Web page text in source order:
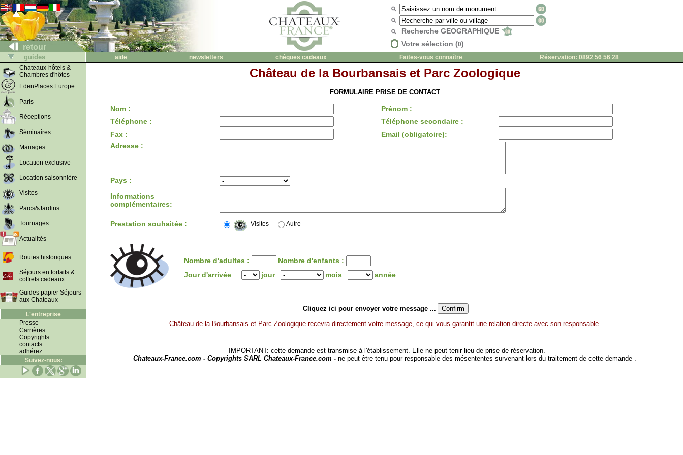
retour
Recherche GEOGRAPHIQUE
Votre sélection (0)
guides aide newsletters chèques cadeaux Faites-vous connaître
Réservation: 0892 56 56 28
Chateaux-hôtels &
Chambres d'hôtes
EdenPlaces Europe
Paris
Réceptions
Séminaires
Mariages
Location exclusive
Location saisonnière
Visites
Parcs&Jardins
Tournages
Actualités
Routes historiques
Séjours en forfaits &
coffrets cadeaux
Guides papier Séjours
aux Chateaux
L'entreprise
Presse
Carrières
Copyrights
contacts
adhérez
Suivez-nous:
Château de la Bourbansais et Parc Zoologique
FORMULAIRE PRISE DE CONTACT
Nom :
Prénom :
Téléphone :
Téléphone secondaire :
Fax :
Email (obligatoire):
Adresse :
Pays :
Informations
complémentaires:
Prestation souhaitée : Visites Autre
Nombre d'adultes :
Nombre d'enfants :
Jour d'arrivée
jour mois année
Cliquez ici pour envoyer votre message ...
Château de la Bourbansais et Parc Zoologique recevra directement votre message, ce qui vous garantit une relation directe avec son responsable.
IMPORTANT: cette demande est transmise à l'établissement. Elle ne peut tenir lieu de prise de réservation.
Chateaux-France.com - Copyrights SARL Chateaux-France.com - ne peut être tenu pour responsable des mésententes survenant lors du traitement de cette demande .